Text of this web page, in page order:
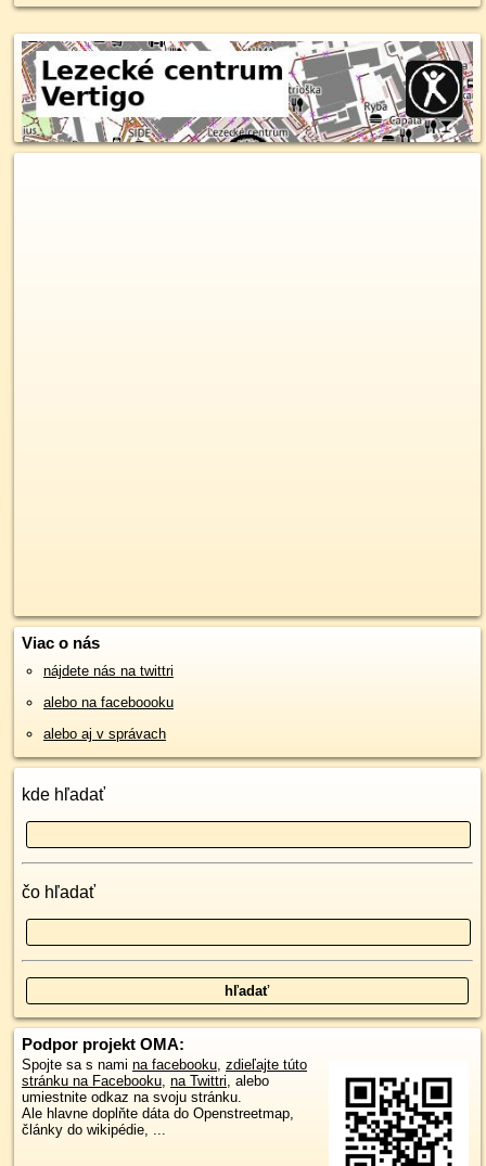
Viac o nás
nájdete nás na twittri
alebo na faceboooku
alebo aj v správach
kde hľadať
čo hľadať
Podpor projekt OMA:
Spojte sa s nami na facebooku, zdieľajte túto
stránku na Facebooku, na Twittri, alebo
umiestnite odkaz na svoju stránku.
Ale hlavne doplňte dáta do Openstreetmap,
články do wikipédie, ...